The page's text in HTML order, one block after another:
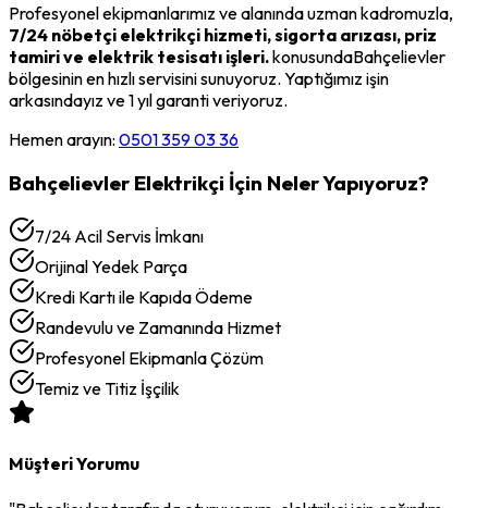
Profesyonel ekipmanlarımız ve alanında uzman kadromuzla,
7/24 nöbetçi elektrikçi hizmeti, sigorta arızası, priz
tamiri ve elektrik tesisatı işleri.konusundaBahçelievler
bölgesinin en hızlı servisini sunuyoruz. Yaptığımız işin
arkasındayız ve 1 yıl garanti veriyoruz.
Hemen arayın: 0501 359 03 36
Bahçelievler Elektrikçi İçin Neler Yapıyoruz?
7/24 Acil Servis İmkanı
Orijinal Yedek Parça
Kredi Kartı ile Kapıda Ödeme
Randevulu ve Zamanında Hizmet
Profesyonel Ekipmanla Çözüm
Temiz ve Titiz İşçilik
Müşteri Yorumu